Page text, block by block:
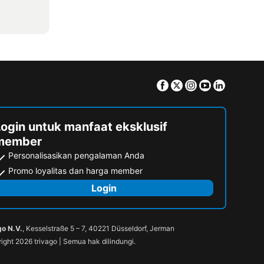
Facebook
TwitterInstagram
Youtube
untuk manfaat eksklusif
Personalisasikan pengalaman Anda
Promo loyalitas dan harga member
Login
N.V., Kesselstraße 5 – 7, 40221 Düsseldorf, Jerman
2026 trivago | Semua hak dilindungi.